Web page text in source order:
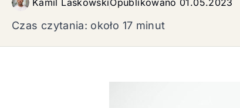
Czas czytania: około 17 minut